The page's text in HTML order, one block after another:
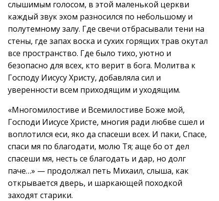
слышимым голосом, в этой маленькой церкви
каждый звук эхом разносился по небольшому и
полутемному залу. Где свечи отбрасывали тени на
стены, где запах воска и сухих горящих трав окутал
все пространство. Где было тихо, уютно и
безопасно для всех, кто верит в бога. Молитва к
Господу Иисусу Христу, добавляла сил и
уверенности всем приходящим и уходящим.
«Многомилостиве и Всемилостиве Боже мой,
Господи Иисусе Христе, многия ради любве сшел и
воплотился еси, яко да спасеши всех. И паки, Спасе,
спаси мя по благодати, молю Тя; аще бо от дел
спасеши мя, несть се благодать и дар, но долг
паче…» — продолжал петь Михаил, слыша, как
открывается дверь, и шаркающей походкой
заходят старики.